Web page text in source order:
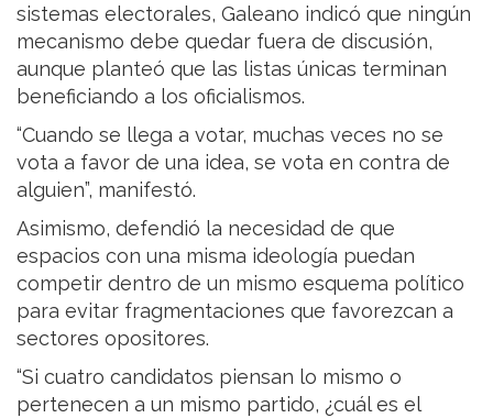
sistemas electorales, Galeano indicó que ningún
mecanismo debe quedar fuera de discusión,
aunque planteó que las listas únicas terminan
beneficiando a los oficialismos.
“Cuando se llega a votar, muchas veces no se
vota a favor de una idea, se vota en contra de
alguien”, manifestó.
Asimismo, defendió la necesidad de que
espacios con una misma ideología puedan
competir dentro de un mismo esquema político
para evitar fragmentaciones que favorezcan a
sectores opositores.
“Si cuatro candidatos piensan lo mismo o
pertenecen a un mismo partido, ¿cuál es el